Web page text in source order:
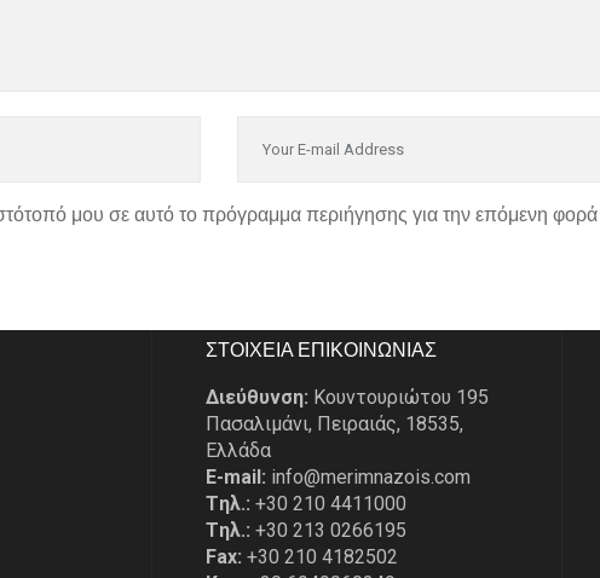
μου σε αυτό το πρόγραμμα περιήγησης για την επόμενη
ΣΤΟΙΧΕΙΑ ΕΠΙΚΟΙΝΩΝΙΑΣ
Διεύθυνση: Κουντουριώτου 195
Πασαλιμάνι, Πειραιάς, 18535,
Ελλάδα
E-mail: info@merimnazois.com
Tηλ.: +30 210 4411000
Tηλ.: +30 213 0266195
Fax: +30 210 4182502